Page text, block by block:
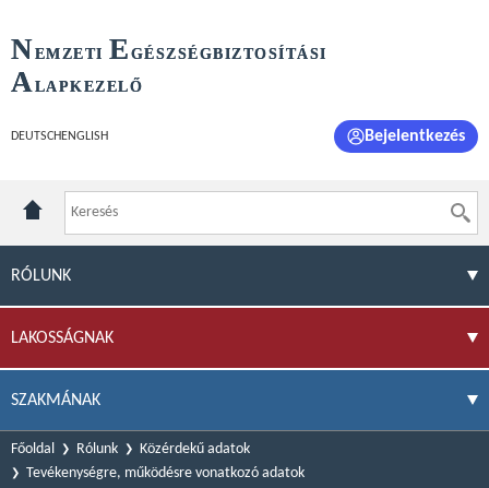
NEMZETI E GÉSZSÉGBIZTOSÍTÁSI
ALAPKEZELŐ
DEUTSCH ENGLISH Bejelentkezés
RÓLUNK
LAKOSSÁGNAK
SZAKMÁNAK
Főoldal Rólunk
Közérdekű adatok
Tevékenységre, működésre vonatkozó adatok